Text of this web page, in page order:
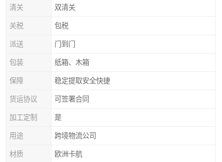
清关 双清关
关税 包税
派送 门到门
包装 纸箱、木箱
保障 稳定提取安全快捷
货运协议 可签署合同
加工定制 是
用途 跨境物流公司
材质 欧洲卡航